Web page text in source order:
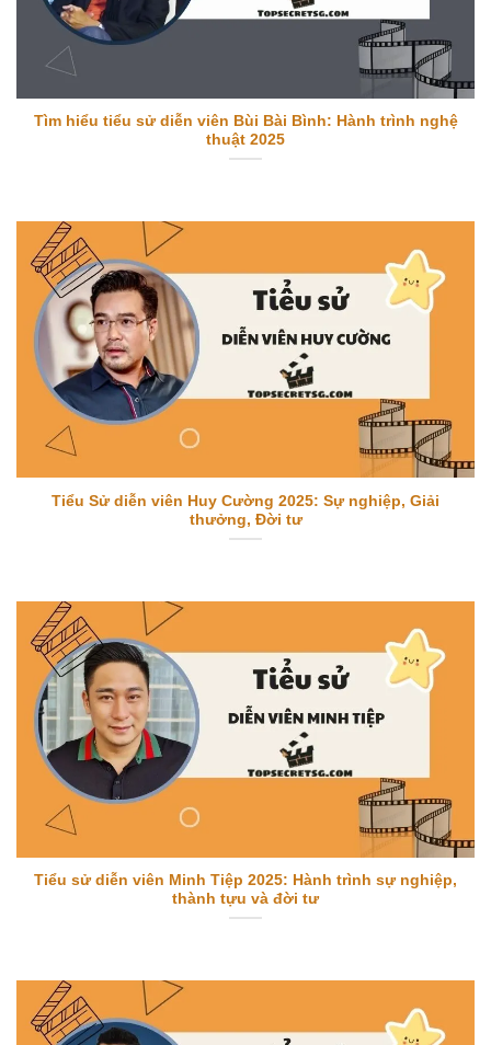
Tìm hiểu tiểu sử diễn viên Bùi Bài Bình: Hành trình nghệ
thuật 2025
Tiểu Sử diễn viên Huy Cường 2025: Sự nghiệp, Giải
thưởng, Đời tư
Tiểu sử diễn viên Minh Tiệp 2025: Hành trình sự nghiệp,
thành tựu và đời tư